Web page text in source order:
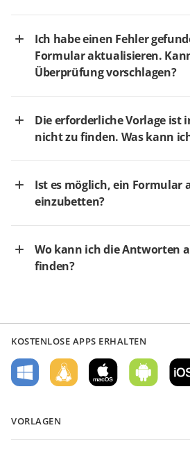
Ich habe einen Fehler
Formular aktualisieren.
Überprüfung vorschlagen?
Die erforderliche Vorlage ist
nicht zu finden. Was kann
Ist es möglich, ein Formular
einzubetten?
Wo kann ich die Antworten
finden?
KOSTENLOSE APPS ERHALTEN
VORLAGEN